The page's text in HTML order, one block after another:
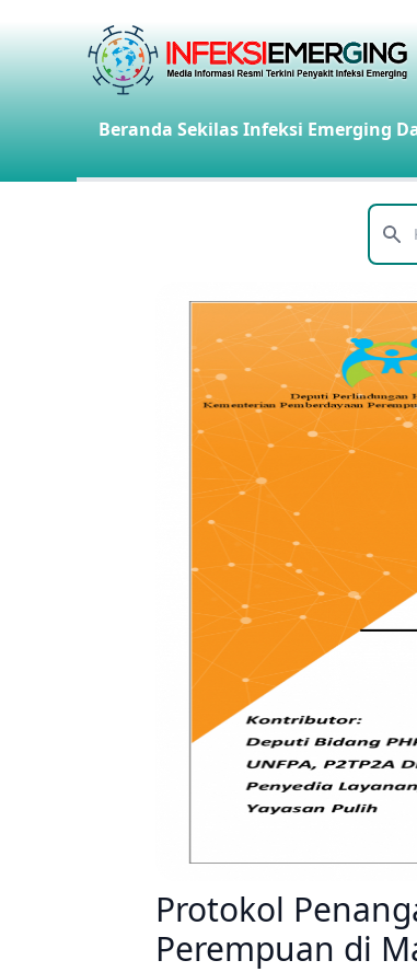
Beranda Sekilas Infeksi Emerging
Protokol
Perempuan di